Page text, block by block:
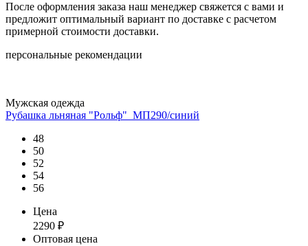
После оформления заказа наш менеджер свяжется с вами и
предложит оптимальный вариант по доставке с расчетом
примерной стоимости доставки.
персональные рекомендации
Мужская одежда
Рубашка льняная "Рольф"_МП290/синий
48
50
52
54
56
Цена
2290 ₽
Оптовая цена